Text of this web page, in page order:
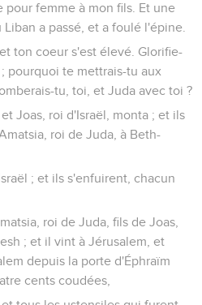
pour femme à mon fils. Et une
a passé, et a foulé l'épine.
ton coeur s'est élevé. Glorifie-
pourquoi te mettrais-tu aux
tu, toi, et Juda avec toi ?
Joas, roi d'Israël, monta ; et ils
roi de Juda, à Beth-
; et ils s'enfuirent, chacun
roi de Juda, fils de Joas,
; et il vint à Jérusalem, et
depuis la porte d'Éphraïm
cents coudées,